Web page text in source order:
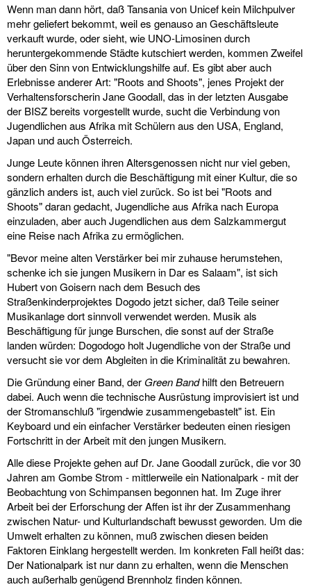
Wenn man dann hört, daß Tansania von Unicef kein Milchpulver
mehr geliefert bekommt, weil es genauso an Geschäftsleute
verkauft wurde, oder sieht, wie UNO-Limosinen durch
heruntergekommende Städte kutschiert werden, kommen Zweifel
über den Sinn von Entwicklungshilfe auf. Es gibt aber auch
Erlebnisse anderer Art: "Roots and Shoots", jenes Projekt der
Verhaltensforscherin Jane Goodall, das in der letzten Ausgabe
der BISZ bereits vorgestellt wurde, sucht die Verbindung von
Jugendlichen aus Afrika mit Schülern aus den USA, England,
Japan und auch Österreich.
Junge Leute können ihren Altersgenossen nicht nur viel geben,
sondern erhalten durch die Beschäftigung mit einer Kultur, die so
gänzlich anders ist, auch viel zurück. So ist bei "Roots and
Shoots" daran gedacht, Jugendliche aus Afrika nach Europa
einzuladen, aber auch Jugendlichen aus dem Salzkammergut
eine Reise nach Afrika zu ermöglichen.
"Bevor meine alten Verstärker bei mir zuhause herumstehen,
schenke ich sie jungen Musikern in Dar es Salaam", ist sich
Hubert von Goisern nach dem Besuch des
Straßenkinderprojektes Dogodo jetzt sicher, daß Teile seiner
Musikanlage dort sinnvoll verwendet werden. Musik als
Beschäftigung für junge Burschen, die sonst auf der Straße
landen würden: Dogodogo holt Jugendliche von der Straße und
versucht sie vor dem Abgleiten in die Kriminalität zu bewahren.
Die Gründung einer Band, der Green Bandhilft den Betreuern
dabei. Auch wenn die technische Ausrüstung improvisiert ist und
der Stromanschluß "irgendwie zusammengebastelt" ist. Ein
Keyboard und ein einfacher Verstärker bedeuten einen riesigen
Fortschritt in der Arbeit mit den jungen Musikern.
Alle diese Projekte gehen auf Dr. Jane Goodall zurück, die vor 30
Jahren am Gombe Strom - mittlerweile ein Nationalpark - mit der
Beobachtung von Schimpansen begonnen hat. Im Zuge ihrer
Arbeit bei der Erforschung der Affen ist ihr der Zusammenhang
zwischen Natur- und Kulturlandschaft bewusst geworden. Um die
Umwelt erhalten zu können, muß zwischen diesen beiden
Faktoren Einklang hergestellt werden. Im konkreten Fall heißt das:
Der Nationalpark ist nur dann zu erhalten, wenn die Menschen
auch außerhalb genügend Brennholz finden können.